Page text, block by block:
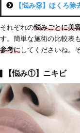
【悩み⑨】ほくろ除
それぞれの悩みごとに美
す。簡単な施術の比較表
参考にしてくださいね。
【悩み①】ニキビ